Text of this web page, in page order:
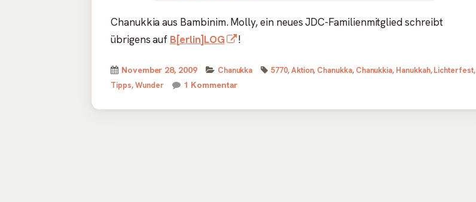
Chanukkia aus Bambinim. Molly, ein neues JDC-Familienmitglied schreibt
übrigens auf B[erlin]LOG
In
Fenster
!
Veröffentlicht
am
November 28, 2009 Kategorien
Chanukka Schlagwörter
5770,Aktion, Chanukka, Chanukkia, Hanukkah,Lichterfest,
Tipps,Wunder 1 Kommentarzu Vorankündigung Chanukka Aktion 5770